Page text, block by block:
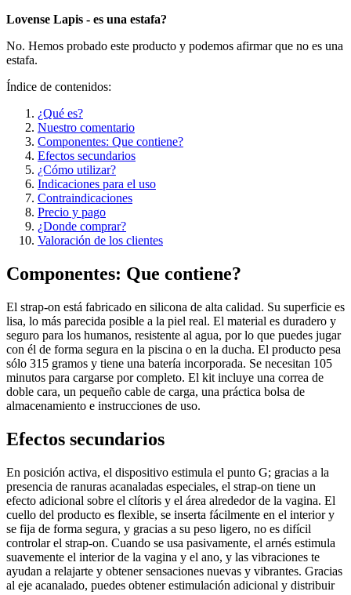
Lovense Lapis - es una estafa?
No. Hemos probado este producto y podemos afirmar que no es una
estafa.
Índice de contenidos:
¿Qué es?
Nuestro comentario
Componentes: Que contiene?
Efectos secundarios
¿Cómo utilizar?
Indicaciones para el uso
Contraindicaciones
Precio y pago
¿Donde comprar?
Valoración de los clientes
Componentes: Que contiene?
El strap-on está fabricado en silicona de alta calidad. Su superficie es
lisa, lo más parecida posible a la piel real. El material es duradero y
seguro para los humanos, resistente al agua, por lo que puedes jugar
con él de forma segura en la piscina o en la ducha. El producto pesa
sólo 315 gramos y tiene una batería incorporada. Se necesitan 105
minutos para cargarse por completo. El kit incluye una correa de
doble cara, un pequeño cable de carga, una práctica bolsa de
almacenamiento e instrucciones de uso.
Efectos secundarios
En posición activa, el dispositivo estimula el punto G; gracias a la
presencia de ranuras acanaladas especiales, el strap-on tiene un
efecto adicional sobre el clítoris y el área alrededor de la vagina. El
cuello del producto es flexible, se inserta fácilmente en el interior y
se fija de forma segura, y gracias a su peso ligero, no es difícil
controlar el strap-on. Cuando se usa pasivamente, el arnés estimula
suavemente el interior de la vagina y el ano, y las vibraciones te
ayudan a relajarte y obtener sensaciones nuevas y vibrantes. Gracias
al eje acanalado, puedes obtener estimulación adicional y distribuir